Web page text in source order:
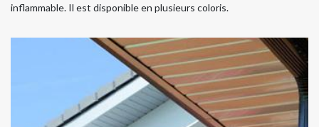
inflammable. Il est disponible en plusieurs coloris.